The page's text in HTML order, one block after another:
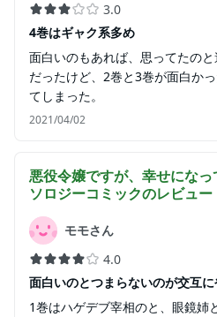
3.0
4巻はギャク系多め
面白いのもあれば、思ってたの
だったけど、2巻と3巻が面白か
てしまった。
2021/04/02
悪役令嬢ですが、幸せにな
ソロジーコミックのレビュー
モモさん
4.0
面白いのとつまらないのが交互
1巻はハゲデブ宰相のと、眼鏡姉